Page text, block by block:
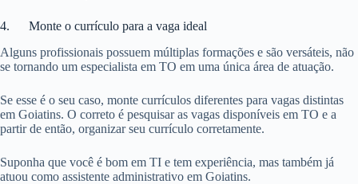
4. Monte o currículo para a vaga ideal
Alguns profissionais possuem múltiplas formações e são versáteis, não
se tornando um especialista em TO em uma única área de atuação.
Se esse é o seu caso, monte currículos diferentes para vagas distintas
em Goiatins. O correto é pesquisar as vagas disponíveis em TO e a
partir de então, organizar seu currículo corretamente.
Suponha que você é bom em TI e tem experiência, mas também já
atuou como assistente administrativo em Goiatins.